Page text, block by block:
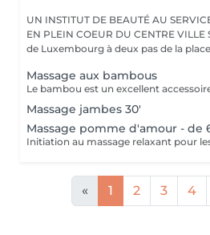
UN INSTITUT DE BEAUTÉ AU
EN PLEIN COEUR DU CENTRE VILLE Situé en plein centre ville
de Luxembourg à deux pas de la
Massage aux bambous
Massage jambes 30'
Massage pomme d'amour - de
« 1 2 3 4